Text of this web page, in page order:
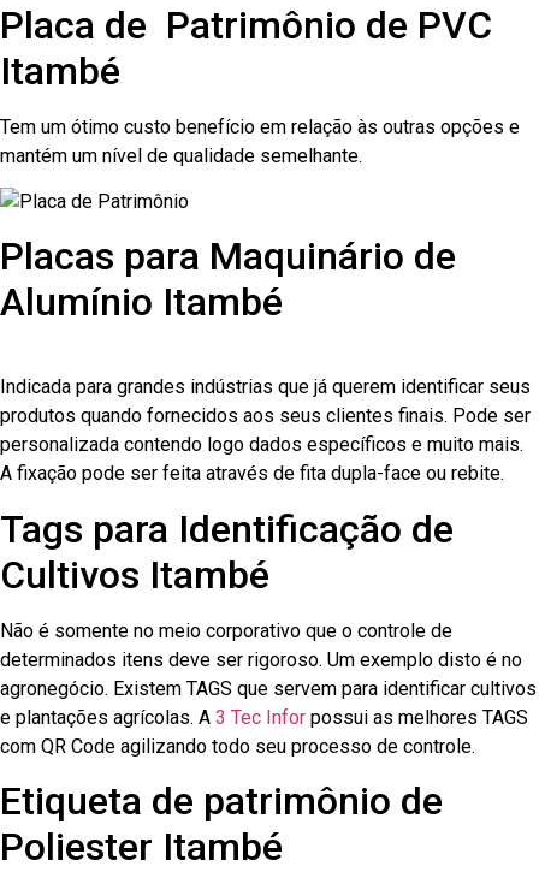
Placa de Patrimônio de PVC
Itambé
Tem um ótimo custo benefício em relação às outras opções e
mantém um nível de qualidade semelhante.
Placas para Maquinário de
Alumínio Itambé
Indicada para grandes indústrias que já querem identificar seus
produtos quando fornecidos aos seus clientes finais. Pode ser
personalizada contendo logo dados específicos e muito mais.
A fixação pode ser feita através de fita dupla-face ou rebite.
Tags para Identificação de
Cultivos Itambé
Não é somente no meio corporativo que o controle de
determinados itens deve ser rigoroso. Um exemplo disto é no
agronegócio. Existem TAGS que servem para identificar cultivos
e plantações agrícolas. A 3 Tec Infor possui as melhores TAGS
com QR Code agilizando todo seu processo de controle.
Etiqueta de patrimônio de
Poliester Itambé